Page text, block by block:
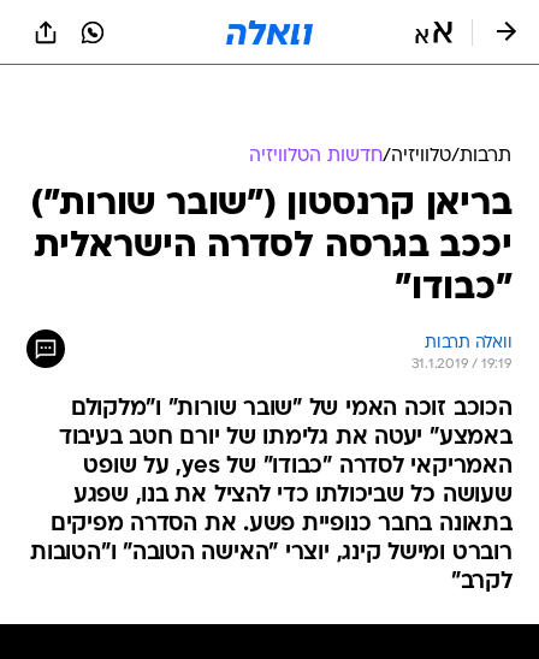
תרבות/טלוויזיה/חדשות הטלוויזיה
בריאן קרנסטון ("שובר שורות")
יככב בגרסה לסדרה הישראלית
"כבודו"
וואלה תרבות
31.1.2019 / 19:19
הכוכב זוכה האמי של "שובר שורות" ו"מלקולם
באמצע" יעטה את גלימתו של יורם חטב בעיבוד
האמריקאי לסדרה "כבודו" של yes, על שופט
שעושה כל שביכולתו כדי להציל את בנו, שפגע
בתאונה בחבר כנופיית פשע. את הסדרה מפיקים
רוברט ומישל קינג, יוצרי "האישה הטובה" ו"הטובות
לקרב"